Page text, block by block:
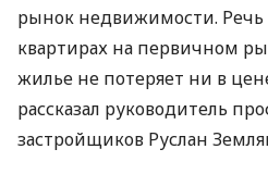
рынок недвижимости. Речь
квартирах на первичном
жилье не потеряет ни в
рассказал руководитель
застройщиков Руслан